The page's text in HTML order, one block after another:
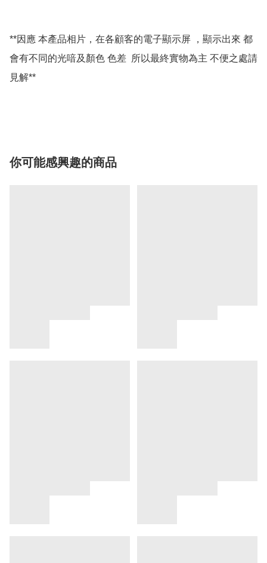
**因應 本產品相片，在各顧客的電子顯示屏 ，顯示出來 都
會有不同的光喑及顏色 色差  所以最終實物為主 不便之處請
見解**
你可能感興趣的商品